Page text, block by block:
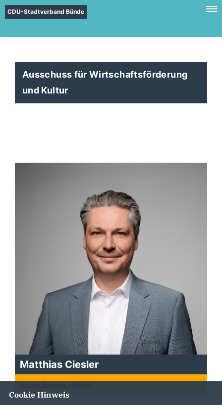
CDU-Stadtverband Bünde
Ausschuss für Wirtschaftsförderung
und Kultur
Matthias Ciesler
Cookie Hinweis